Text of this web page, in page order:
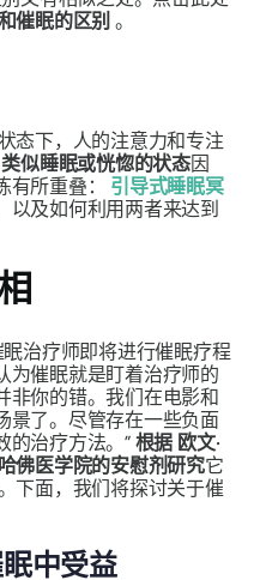
催眠的区别 。
态下，人的注意力和专注
类似睡眠或恍惚的状态因
有所重叠： 引导式睡眠冥
以及如何利用两者来达到
治疗师即将进行催眠疗程
为催眠就是盯着治疗师的
非你的错。我们在电影和
景了。尽管存在一些负面
的治疗方法。” 根据 欧文·
哈佛医学院的安慰剂研究它
下面，我们将探讨关于催
中受益